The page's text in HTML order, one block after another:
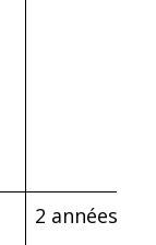
2 années